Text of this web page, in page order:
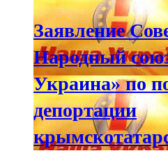
Заявление
Народный
Украина» по
депортации